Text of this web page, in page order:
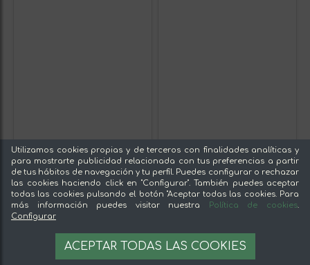
Utilizamos cookies propias y de terceros con finalidades analíticas y
para mostrarte publicidad relacionada con tus preferencias a partir
de tus hábitos de navegación y tu perfil. Puedes configurar o rechazar
las cookies haciendo click en "Configurar". También puedes aceptar
todas las cookies pulsando el botón "Aceptar todas las cookies. Para
más información puedes visitar nuestra
Política de cookies.
Configurar
ACEPTAR TODAS LAS COOKIES